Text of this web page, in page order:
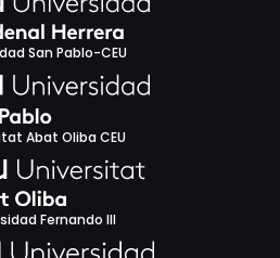
San Pablo-CEU
Abat Oliba CEU
Fernando III